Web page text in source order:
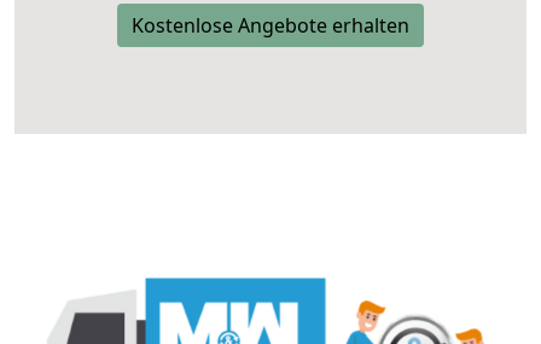
Kostenlose Angebote erhalten